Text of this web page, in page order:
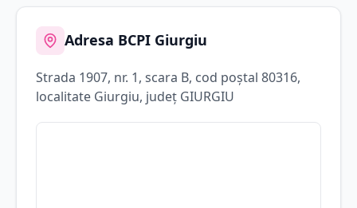
Adresa BCPI Giurgiu
Strada 1907, nr. 1, scara B, cod poștal 80316,
localitate Giurgiu, județ GIURGIU